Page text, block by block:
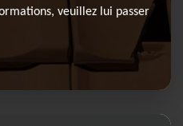
veuillez lui passer